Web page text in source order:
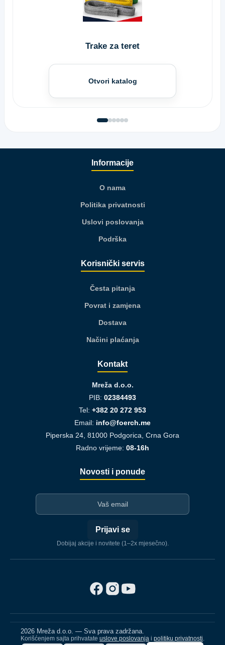
Trake za teret
Otvori katalog
Informacije
O nama
Politika privatnosti
Uslovi poslovanja
Podrška
Korisnički servis
Česta pitanja
Povrat i zamjena
Dostava
Načini plaćanja
Kontakt
Mreža d.o.o.
PIB: 02384493
Tel: +382 20 272 953
Email: info@foerch.me
Piperska 24, 81000 Podgorica, Crna Gora
Radno vrijeme: 08-16h
Novosti i ponude
Prijavi se
Dobijaj akcije i novitete (1–2x mjesečno).
2026 Mreža d.o.o. — Sva prava zadržana.
Korišćenjem sajta prihvatate uslove poslovanja i politiku privatnosti.